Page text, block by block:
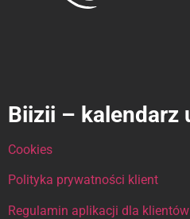
Biizii – kalendarz
Cookies
Polityka prywatności klient
Regulamin aplikacji dla klientów